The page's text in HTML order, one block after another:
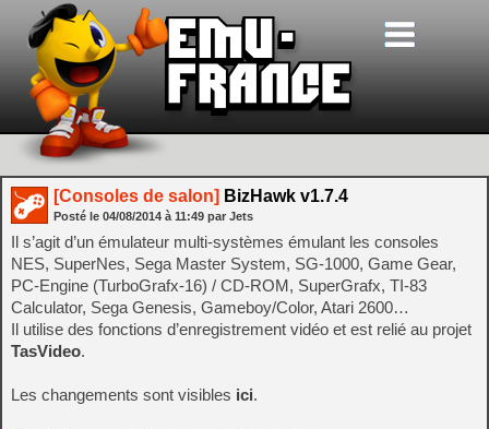
[Consoles de salon] BizHawk v1.7.4
Posté le 04/08/2014 à 11:49 par Jets
Il s’agit d’un émulateur multi-systèmes émulant les consoles
NES, SuperNes, Sega Master System, SG-1000, Game Gear,
PC-Engine (TurboGrafx-16) / CD-ROM, SuperGrafx, TI-83
Calculator, Sega Genesis, Gameboy/Color, Atari 2600…
Il utilise des fonctions d’enregistrement vidéo et est relié au projet
TasVideo.
Les changements sont visibles ici.